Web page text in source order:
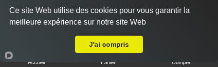
Accueil Panier Compte
Ce site Web utilise des cookies pour vous garantir la
meilleure expérience sur notre site Web
J'ai compris